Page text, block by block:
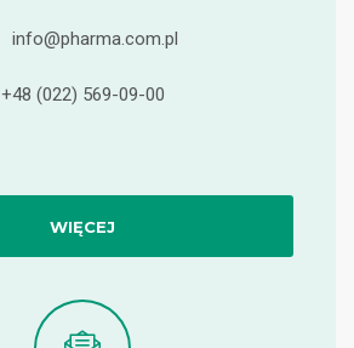
info@pharma.com.pl
+48 (022) 569-09-00
WIĘCEJ